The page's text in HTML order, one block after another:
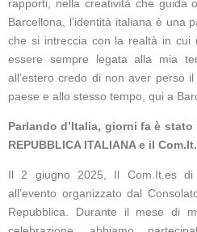
rapporti, nella creatività che guida
Barcellona, l’identità italiana è una
che si intreccia con la realtà in
essere sempre legata alla mia
all’estero credo di non aver perso
paese e allo stesso tempo, qui a
Parlando d’Italia, giorni fa è stato
REPUBBLICA ITALIANA e il
Il 2 giugno 2025, Il Com.It.es di
all’evento organizzato dal
Repubblica. Durante il mese di